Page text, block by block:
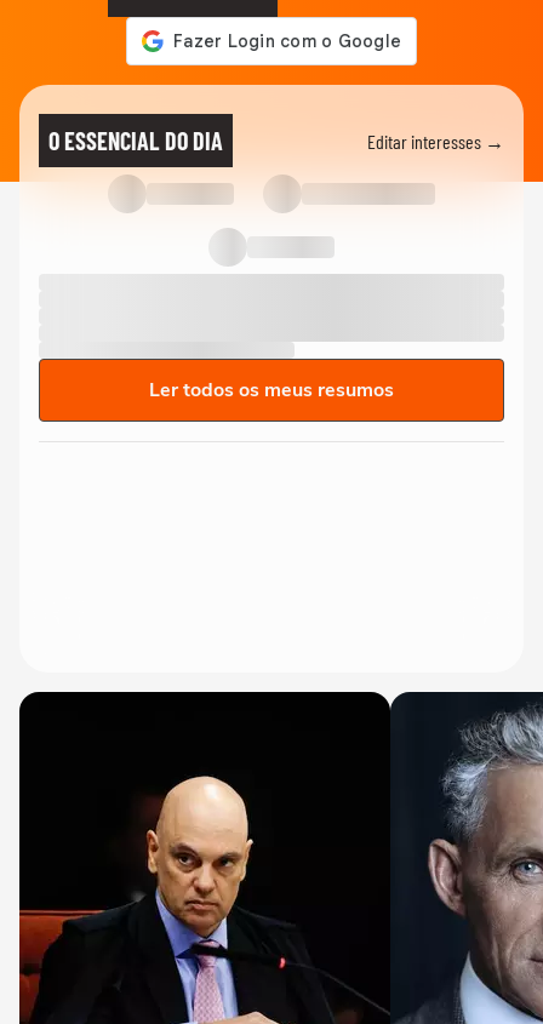
O ESSENCIAL DO DIA Editar interesses →
Ler todos os meus resumos